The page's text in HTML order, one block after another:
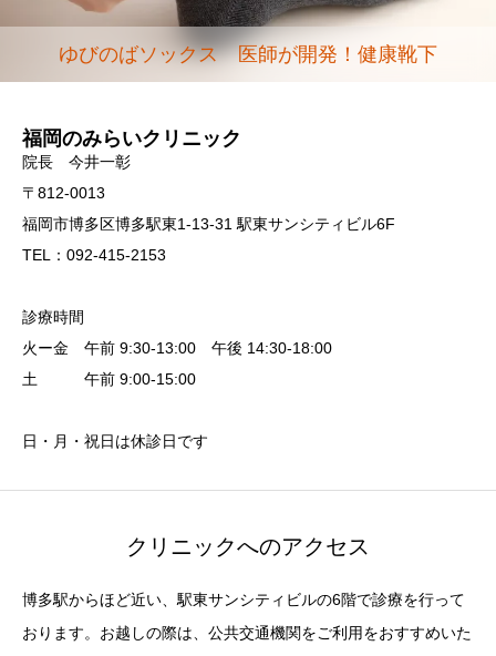
ゆびのばソックス 医師が開発！健康靴下
福岡のみらいクリニック
院長 今井一彰
〒812-0013
福岡市博多区博多駅東1-13-31 駅東サンシティビル6F
TEL：092-415-2153
診療時間
火ー金 午前 9:30-13:00 午後 14:30-18:00
土 午前 9:00-15:00
日・月・祝日は休診日です
クリニックへのアクセス
博多駅からほど近い、駅東サンシティビルの6階で診療を行って
おります。お越しの際は、公共交通機関をご利用をおすすめいた